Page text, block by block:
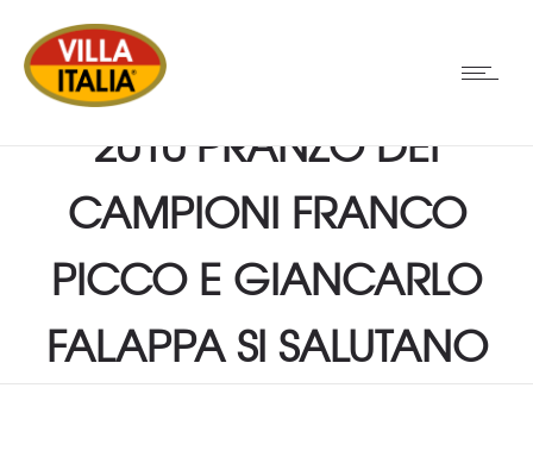
2010 PRANZO DEI
CAMPIONI FRANCO
PICCO E GIANCARLO
FALAPPA SI SALUTANO